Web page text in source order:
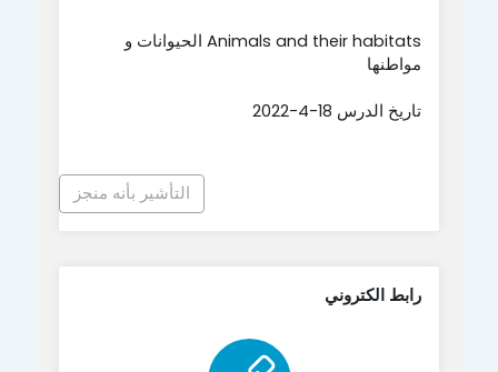
Animals and their habitats الحيوانات و
مواطنها
تاريخ الدرس 18-4-2022
التأشير بأنه منجز
رابط الكتروني